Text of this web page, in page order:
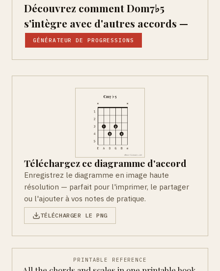
Découvrez comment Dom7♭5
s'intègre avec d'autres accords —
GÉNÉRATEUR DE PROGRESSIONS
Téléchargez ce diagramme d'accord
Enregistrez le diagramme en image haute
résolution — parfait pour l'imprimer, le partager
ou l'ajouter à vos notes de pratique.
TÉLÉCHARGER LE PNG
PRINTABLE REFERENCE